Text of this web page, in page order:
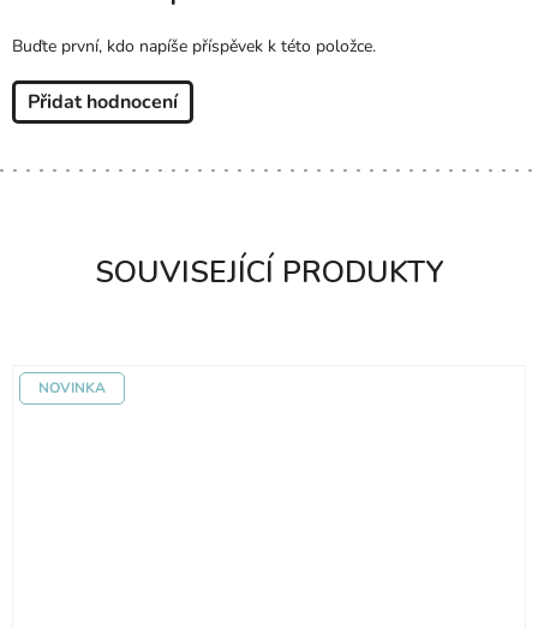
SOUVISEJÍCÍ PRODUKTY
NOVINKA
Buďte první, kdo napíše příspěvek k této položce.
Přidat hodnocení